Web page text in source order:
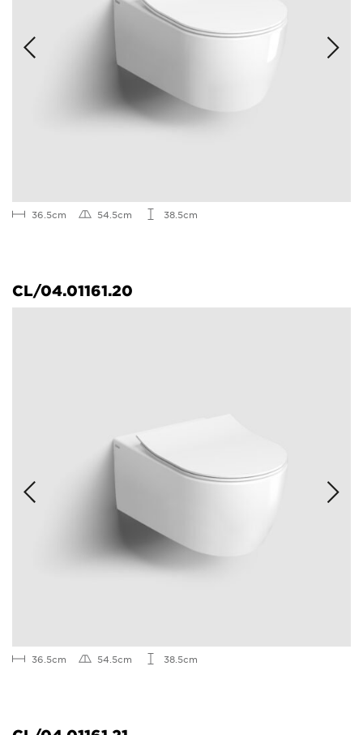
36.5cm 54.5cm 38.5cm
CL/04.01161.20
36.5cm 54.5cm 38.5cm